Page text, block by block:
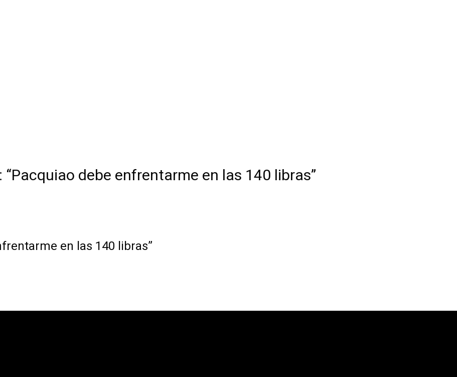
debe enfrentarme en las 140 libras”
en las 140 libras”